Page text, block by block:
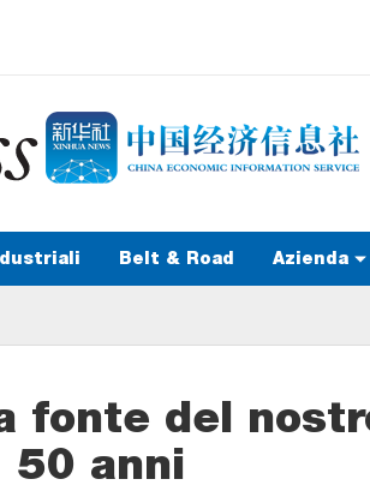
Belt & Road Azienda
fonte del
50 anni